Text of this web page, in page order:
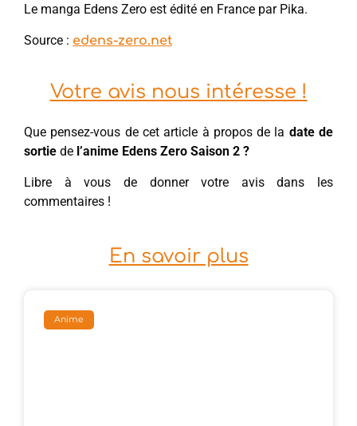
Le manga Edens Zero est édité en France par Pika.
Source : edens-zero.net
Votre avis nous intéresse !
Que pensez-vous de cet article à propos de la date de
sortie de l’anime Edens Zero Saison 2 ?
Libre à vous de donner votre avis dans les
commentaires !
En savoir plus
Anime